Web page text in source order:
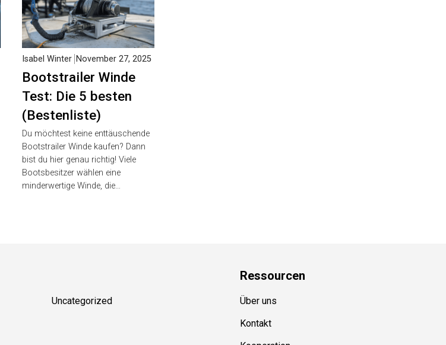
Bootstrailer Winde
Test: Die 5 besten
(Bestenliste)
Isabel Winter November 27, 2025
Du möchtest keine enttäuschende
Bootstrailer Winde kaufen? Dann
bist du hier genau richtig! Viele
Bootsbesitzer wählen eine
minderwertige Winde, die…
Uncategorized
Ressourcen
Über uns
Kontakt